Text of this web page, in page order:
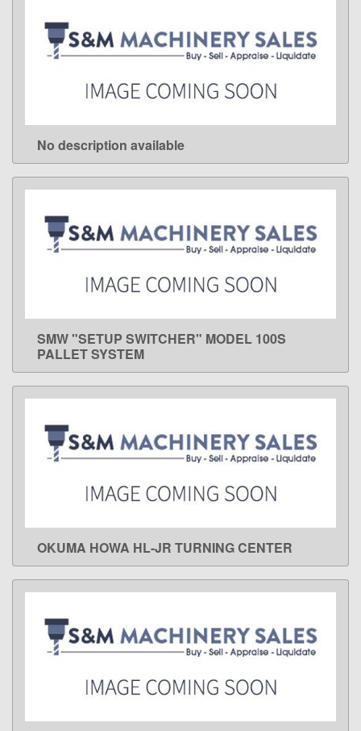
LEARN MORE
No description available
LEARN MORE
SMW "SETUP SWITCHER" MODEL 100S
PALLET SYSTEM
LEARN MORE
OKUMA HOWA HL-JR TURNING CENTER